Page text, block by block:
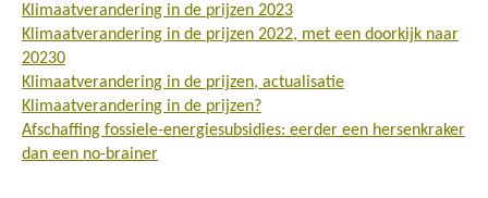
Klimaatverandering in de prijzen 2023
Klimaatverandering in de prijzen 2022, met een doorkijk naar
20230
Klimaatverandering in de prijzen, actualisatie
Klimaatverandering in de prijzen?
Afschaffing fossiele-energiesubsidies: eerder een hersenkraker
dan een no-brainer